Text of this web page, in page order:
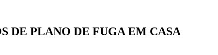
DE PLANO DE FUGA EM CASA